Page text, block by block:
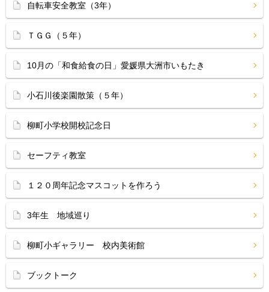
自転車安全教室（3年）
ＴＧＧ（５年）
10月の「和食給食の日」愛媛県大洲市いもたき
小石川後楽園散策（５年）
柳町小学校開校記念日
セーフティ教室
１２０周年記念マスコットを作ろう
3年生 地域巡り
柳町小ギャラリー 校内美術館
ブックトーク